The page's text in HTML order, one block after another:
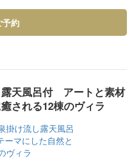
予約
露天風呂付 アートと素材
される12棟のヴィラ